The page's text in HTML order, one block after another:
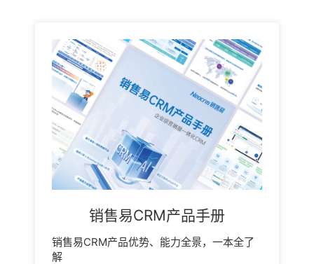
销售易CRM产品手册
销售易CRM产品优势、能力全景，一本全了
解